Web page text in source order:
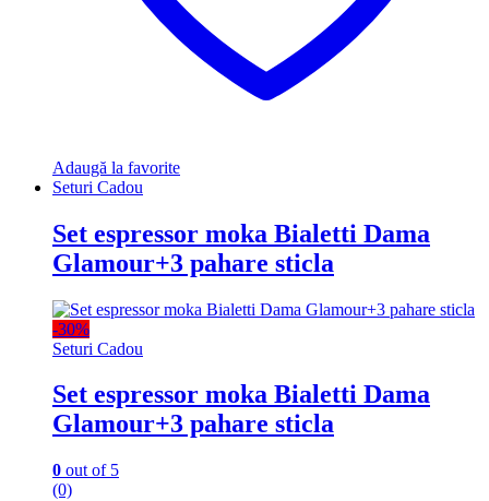
Adaugă la favorite
Seturi Cadou
Set espressor moka Bialetti Dama
Glamour+3 pahare sticla
-30%
Seturi Cadou
Set espressor moka Bialetti Dama
Glamour+3 pahare sticla
0 out of 5
(0)